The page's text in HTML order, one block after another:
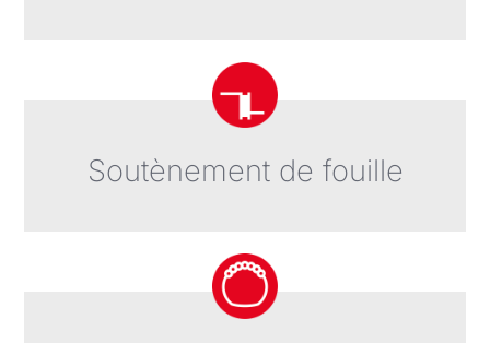
Soutènement de fouille